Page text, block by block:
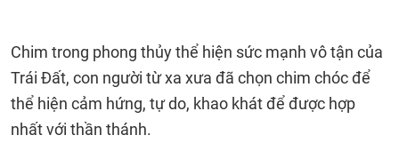
Chim trong phong thủy thể hiện sức mạnh vô tận của
Trái Đất, con người từ xa xưa đã chọn chim chóc để
thể hiện cảm hứng, tự do, khao khát để được hợp
nhất với thần thánh.